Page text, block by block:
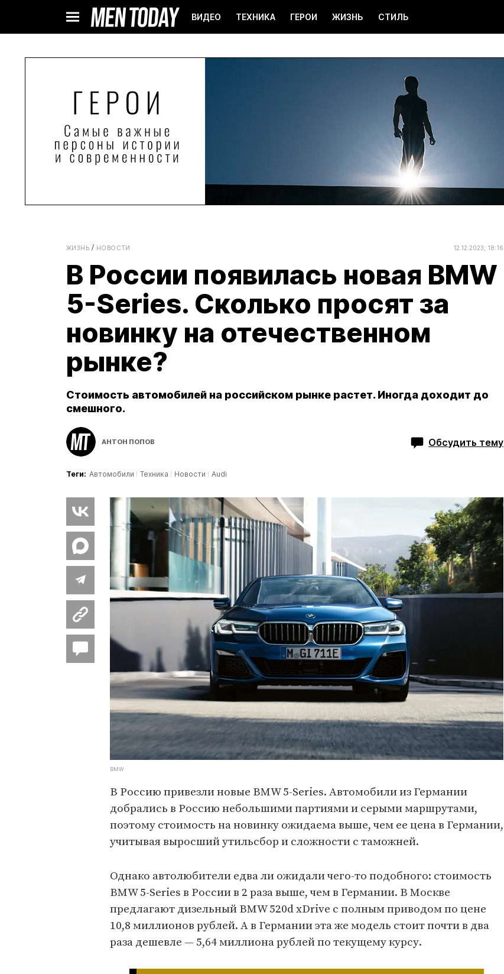
ВИДЕО ТЕХНИКА ГЕРОИ ЖИЗНЬ СТИЛЬ
ЖИЗНЬ НОВОСТИ 12.12.2023, 18:16
В России появилась новая BMW
5-Series. Сколько просят за
новинку на отечественном
рынке?
Стоимость автомобилей на российском рынке растет. Иногда доходит до
смешного.
АНТОН ПОПОВ Обсудить тему
Теги: Автомобили Техника Новости Audi
BMW
В Россию привезли новые BMW 5-Series. Автомобили из Германии
добрались в Россию небольшими партиями и серыми маршрутами,
поэтому стоимость на новинку ожидаема выше, чем ее цена в Германии,
учитывая выросший утильсбор и сложности с таможней.
Однако автолюбители едва ли ожидали чего-то подобного: стоимость
BMW 5-Series в России в 2 раза выше, чем в Германии. В Москве
предлагают дизельный BMW 520d xDrive с полным приводом по цене
10,8 миллионов рублей. А в Германии эта же модель стоит почти в два
раза дешевле — 5,64 миллиона рублей по текущему курсу.